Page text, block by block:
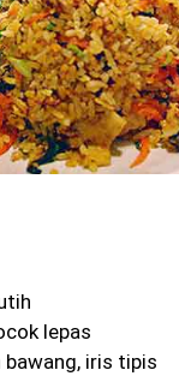
lepas
bawang, iris tipis